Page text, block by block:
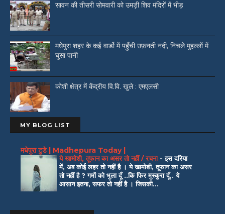
सावन की तीसरी सोमवारी को उमड़ी शिव मंदिरों में भीड़
मधेपुरा शहर के कई वार्डो में पहुँची उफ़नती नदी, निचले मुहल्लों में
घुसा पानी
कोशी क्षेत्र में केंद्रीय वि.वि. खुले : एमएलसी
MY BLOG LIST
मधेपुरा टुडे | Madhepura Today |
ये खामोशी, तूफान का असर तो नहीं / रचना -इस दरिया
में, अब कोई लहर तो नहीं है । ये खामोशी, तूफान का असर
तो नहीं है ? गमों को भुला दूँ ..कि फिर मुस्कुरा दूँ.. ये
आसान इतना, सफर तो नहीं है । जिसकी...